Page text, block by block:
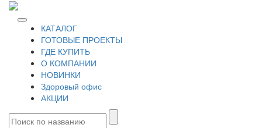
КАТАЛОГ
ГОТОВЫЕ ПРОЕКТЫ
ГДЕ КУПИТЬ
О КОМПАНИИ
НОВИНКИ
Здоровый офис
АКЦИИ